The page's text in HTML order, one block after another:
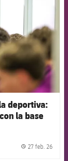
deportiva:
la base
27 feb. 26